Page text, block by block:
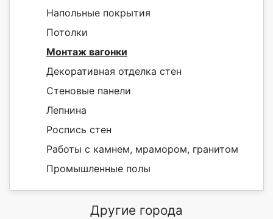
Напольные покрытия
Потолки
Монтаж вагонки
Декоративная отделка стен
Стеновые панели
Лепнина
Роспись стен
Работы с камнем, мрамором, гранитом
Промышленные полы
Другие города